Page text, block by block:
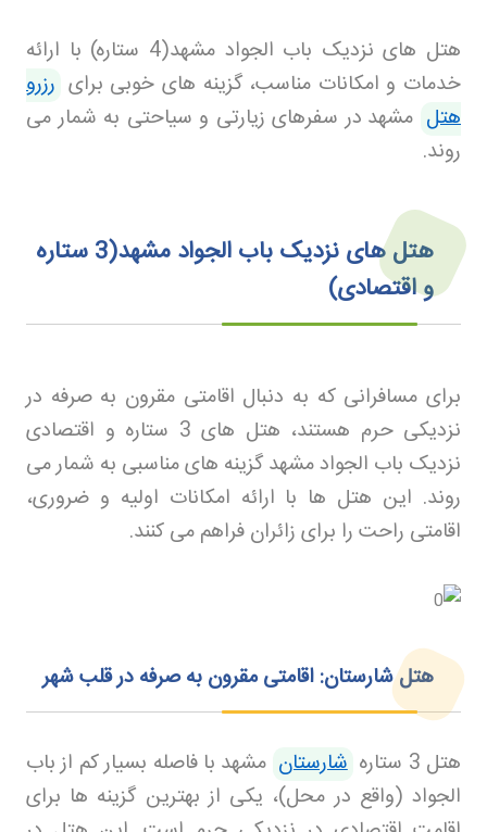
هتل های نزدیک باب الجواد مشهد(4 ستاره) با ارائه
خدمات و امکانات مناسب، گزینه های خوبی برای رزرو
هتل مشهد در سفرهای زیارتی و سیاحتی به شمار می
روند.
هتل های نزدیک باب الجواد مشهد(3 ستاره
و اقتصادی)
برای مسافرانی که به دنبال اقامتی مقرون به صرفه در
نزدیکی حرم هستند، هتل های 3 ستاره و اقتصادی
نزدیک باب الجواد مشهد گزینه های مناسبی به شمار می
روند. این هتل ها با ارائه امکانات اولیه و ضروری،
اقامتی راحت را برای زائران فراهم می کنند.
هتل شارستان: اقامتی مقرون به صرفه در قلب شهر
هتل 3 ستاره شارستان مشهد با فاصله بسیار کم از باب
الجواد (واقع در محل)، یکی از بهترین گزینه ها برای